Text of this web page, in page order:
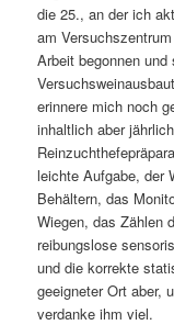
die 25., an der ich
am
Arbeit begonnen
erinnere mich noch
inhaltlich aber
leichte Aufgabe, der
Behältern, das
Wiegen, das Zählen
reibungslose
und die korrekte
geeigneter Ort aber,
verdanke ihm viel.